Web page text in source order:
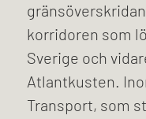
korridoren som
Sverige och
Atlantkusten.
Transport, som